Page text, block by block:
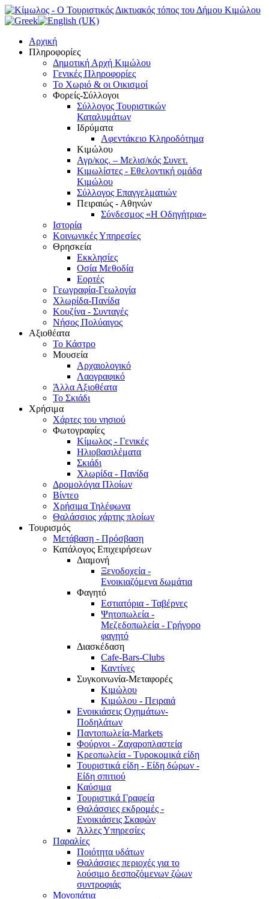
Αρχική
Πληροφορίες
Δημοτική Αρχή Κιμώλου
Γενικές Πληροφορίες
Το Xωριό & οι Οικισμοί
Φορείς-Σύλλογοι
Σύλλογος Τουριστικών
Καταλυμάτων
Ιδρύματα
Αφεντάκειο Κληροδότημα
Κιμώλου
Αγρ/κος. – Μελισ/κός Συνετ.
Κιμωλίστες - Εθελοντική ομάδα
Κιμώλου
Σύλλογος Επαγγελματιών
Πειραιώς - Αθηνών
Σύνδεσμος «Η Οδηγήτρια»
Ιστορία
Κοινωνικές Υπηρεσίες
Θρησκεία
Εκκλησίες
Οσία Μεθοδία
Εορτές
Γεωγραφία-Γεωλογία
Χλωρίδα-Πανίδα
Κουζίνα - Συνταγές
Νήσος Πολύαιγος
Αξιοθέατα
Το Κάστρο
Μουσεία
Αρχαιολογικό
Λαογραφικό
Άλλα Αξιοθέατα
Το Σκιάδι
Χρήσιμα
Χάρτες του νησιού
Φωτογραφίες
Κίμωλος - Γενικές
Ηλιοβασιλέματα
Σκιάδι
Χλωρίδα - Πανίδα
Δρομολόγια Πλοίων
Βίντεο
Χρήσιμα Τηλέφωνα
Θαλάσσιος χάρτης πλοίων
Τουρισμός
Μετάβαση - Πρόσβαση
Κατάλογος Επιχειρήσεων
Διαμονή
Ξενοδοχεία -
Ενοικιαζόμενα δωμάτια
Φαγητό
Εστιατόρια - Ταβέρνες
Ψητοπωλεία -
Μεζεδοπωλεία - Γρήγορο
φαγητό
Διασκέδαση
Cafe-Bars-Clubs
Καντίνες
Συγκοινωνία-Μεταφορές
Κιμώλου
Κιμώλου - Πειραιά
Ενοικιάσεις Οχημάτων-
Ποδηλάτων
Παντοπωλεία-Markets
Φούρνοι - Ζαχαροπλαστεία
Κρεοπωλεία - Τυροκομικά είδη
Τουριστικά είδη - Είδη δώρων -
Είδη σπιτιού
Καύσιμα
Τουριστικά Γραφεία
Θαλάσσιες εκδρομές -
Ενοικιάσεις Σκαφών
Άλλες Υπηρεσίες
Παραλίες
Ποιότητα υδάτων
Θαλάσσιες περιοχές για το
λούσιμο δεσποζόμενων ζώων
συντροφιάς
Μονοπάτια